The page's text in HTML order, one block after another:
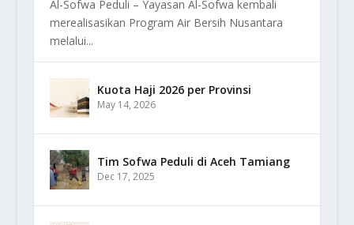
Al-Sofwa Peduli – Yayasan Al-Sofwa kembali
merealisasikan Program Air Bersih Nusantara
melalui...
Kuota Haji 2026 per Provinsi
May 14, 2026
Tim Sofwa Peduli di Aceh Tamiang
Dec 17, 2025